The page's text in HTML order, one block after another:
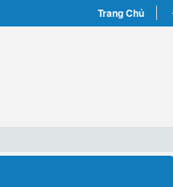
Trang Chủ